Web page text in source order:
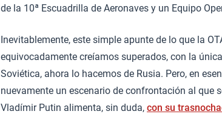
de la 10ª Escuadrilla de Aeronaves y un Equipo
Inevitablemente, este simple apunte de lo que la
equivocadamente creíamos superados, con la
Soviética, ahora lo hacemos de Rusia. Pero, en
nuevamente un escenario de confrontación al
Vladímir Putin alimenta, sin duda, con su